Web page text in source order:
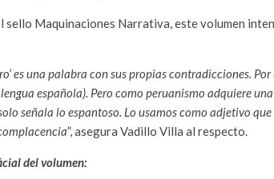
sello Maquinaciones Narrativa, este volumen
es una palabra con sus propias contradicciones.
española). Pero como peruanismo adquiere
solo señala lo espantoso. Lo usamos como adjetivo
”, asegura Vadillo Villa al respecto.
del volumen: